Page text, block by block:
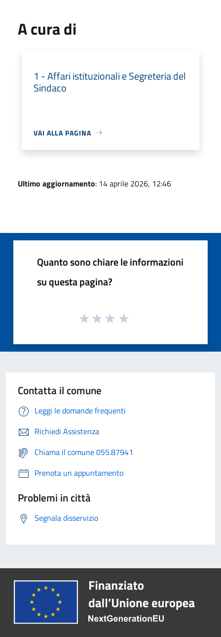
A cura di
1 - Affari istituzionali e Segreteria del
Sindaco
VAI ALLA PAGINA
Ultimo aggiornamento: 14 aprile 2026, 12:46
Quanto sono chiare le informazioni
su questa pagina?
Contatta il comune
Leggi le domande frequenti
Richiedi Assistenza
Chiama il comune 055.87941
Prenota un appuntamento
Problemi in città
Segnala disservizio